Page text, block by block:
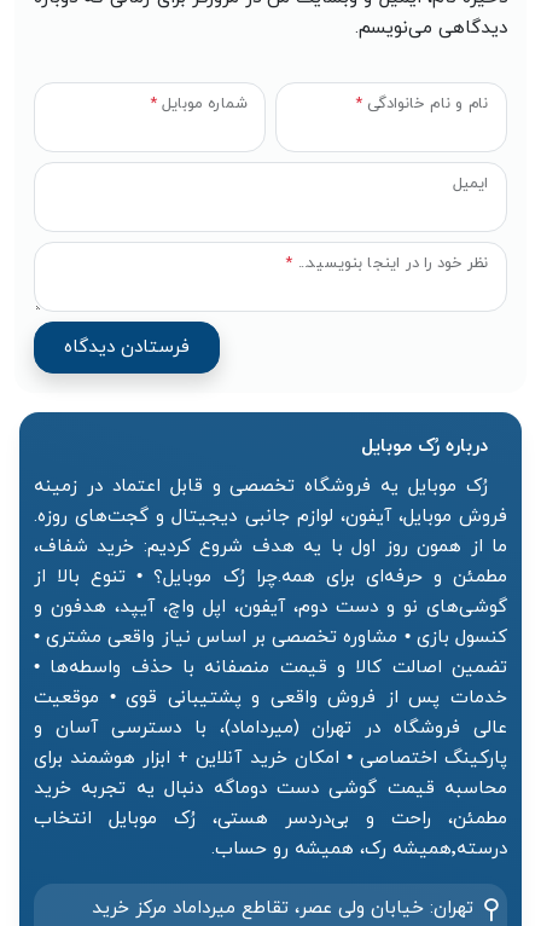
نظر خود را در اینجا بنویسید... *
نام و نام خانوادگی * شماره موبایل *
ایمیل
دیدگاهی می‌نویسم.
درباره رُک‌ موبایل
رُک موبایل یه فروشگاه تخصصی و قابل اعتماد در زمینه
فروش موبایل، آیفون، لوازم جانبی دیجیتال و گجت‌های روزه.
ما از همون روز اول با یه هدف شروع کردیم: خرید شفاف،
مطمئن و حرفه‌ای برای همه.چرا رُک موبایل؟ • تنوع بالا از
گوشی‌های نو و دست دوم، آیفون، اپل واچ، آیپد، هدفون و
کنسول بازی • مشاوره تخصصی بر اساس نیاز واقعی مشتری •
تضمین اصالت کالا و قیمت منصفانه با حذف واسطه‌ها •
خدمات پس از فروش واقعی و پشتیبانی قوی • موقعیت
عالی فروشگاه در تهران (میرداماد)، با دسترسی آسان و
پارکینگ اختصاصی • امکان خرید آنلاین + ابزار هوشمند برای
محاسبه قیمت گوشی دست دوماگه دنبال یه تجربه خرید
مطمئن، راحت و بی‌دردسر هستی، رُک موبایل انتخاب
درسته٬همیشه رک، همیشه رو حساب.
تهران: خیابان ولی عصر، تقاطع میرداماد مرکز خرید‌